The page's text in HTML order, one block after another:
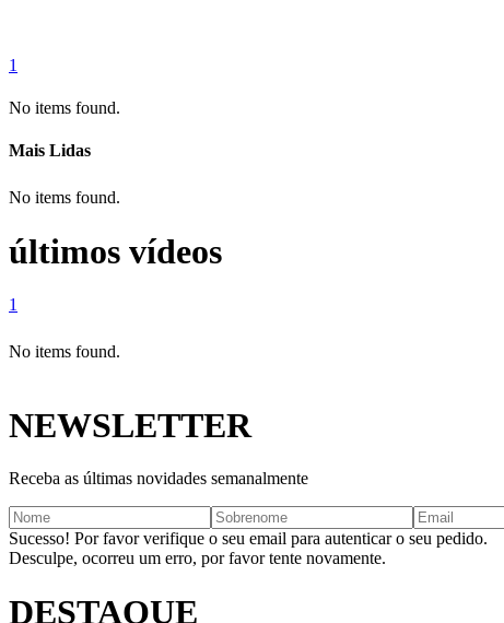
1
No items found.
Mais Lidas
No items found.
últimos vídeos
1
No items found.
NEWSLETTER
Receba as últimas novidades semanalmente
Sucesso! Por favor verifique o seu email para autenticar o seu pedido.
Desculpe, ocorreu um erro, por favor tente novamente.
DESTAQUE